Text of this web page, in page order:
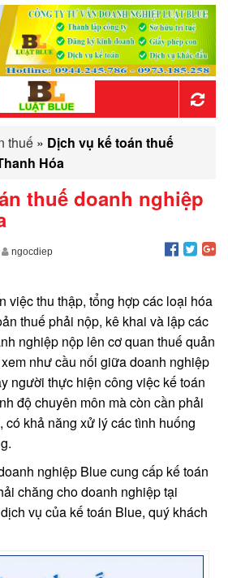
thuế » Dịch vụ kế toán thuế
Hóa
thuế doanh nghiệp
ngocdiep
việc thu thập, tổng hợp các loại hóa
thuế phải nộp, kê khai và lập các
nghiệp nộp lên cơ quan thuế quản
như cầu nối giữa doanh nghiệp
người thực hiện công việc kế toán
độ chuyên môn mà còn cần phải
có khả năng xử lý các tình huống
nghiệp Blue cung cấp kế toán
chăng cho doanh nghiệp tại
vụ của kế toán Blue, quý khách